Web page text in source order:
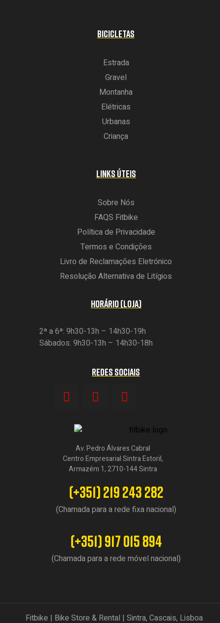
BICICLETAS
Estrada
Gravel
Montanha
Elétricas
Urbanas
Criança
LINKS ÚTEIS
Sobre Nós
FAQS Fitbike
Política de Privacidade
Termos e Condições
Livro de Reclamações Eletrónico
Resolução Alternativa de Litígios
HORÁRIO (LOJA)
2ª a 6ª: 9h30-13h – 14h30-19h
Sábados: 9h30-13h – 14h30-18h
REDES SOCIAIS
Av. Pedro Álvares Cabral
Centro Empresarial Sintra Estoril,
Armazém 1, 2710-144 Sintra
(+351) 219 243 282
(Chamada para a rede fixa nacional)
(+351) 917 015 894
(Chamada para a rede móvel nacional)
Fitbike | Bike Store & Rental | Sintra, Cascais, Lisboa